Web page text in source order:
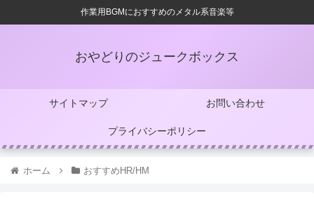
作業用BGMにおすすめのメタル系音楽等
おやどりのジュークボックス
サイトマップ お問い合わせ
プライバシーポリシー
ホーム おすすめHR/HM